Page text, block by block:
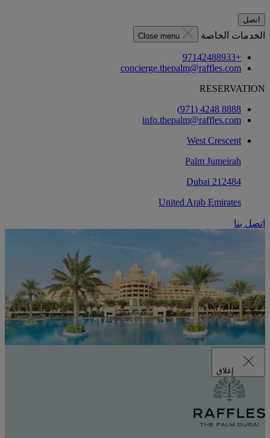
اتصل
الخدمات الخاصة Close menu
+97142488933
concierge.thepalm@raffles.com
RESERVATION
8888 4248 (971)
info.thepalm@raffles.com
West Crescent
Palm Jumeirah
212484 Dubai
United Arab Emirates
اتصل بنا
إغلاق